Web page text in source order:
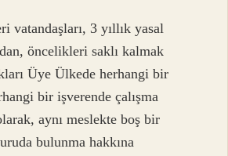
vatandaşları, 3 yıllık yasal
öncelikleri saklı kalmak
Üye Ülkede herhangi bir
bir işverende çalışma
aynı meslekte boş bir
bulunma hakkına